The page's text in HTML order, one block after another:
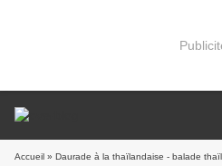
Accueil » Daurade à la thaïlandaise - balade